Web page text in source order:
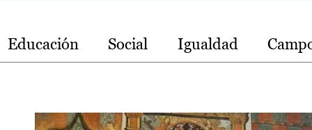
Educación Social Igualdad